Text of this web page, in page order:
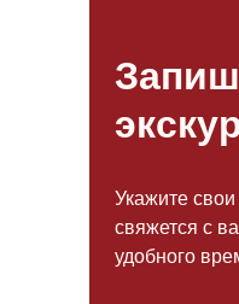
Укажите
свяжется с
удобного